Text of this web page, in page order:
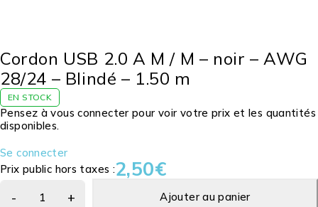
Cordon USB 2.0 A M / M – noir – AWG
28/24 – Blindé – 1.50 m
EN STOCK
Pensez à vous connecter pour voir votre prix et les quantités
disponibles.
Se connecter
Prix public hors taxes :2,50€
Ajouter au panier